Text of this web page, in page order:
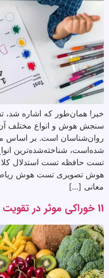
خیر! همان‌طور که اشاره
سنجش هوش و انواع مختلف
روان‌شناسان است. بر اساس
شده‌است، شناخته‌شده‌ترین
تست حافظه تست استدلال
هوش تصویری تست هوش
معانی […]
11 خوراکی موثر در تقویت حافظه کودکان دبستانی